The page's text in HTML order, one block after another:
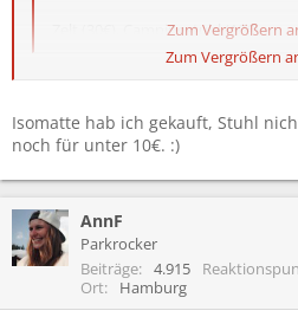
Zelt (30€), Campingstuhl (10€)
Zum Vergrößern
da werd ich doch mal vorbeischaun :)
Zum Vergrößern
Isomatte hab ich gekauft, Stuhl
noch für unter 10€. :)
AnnF
Parkrocker
Beiträge
4.915
Ort
Hamburg